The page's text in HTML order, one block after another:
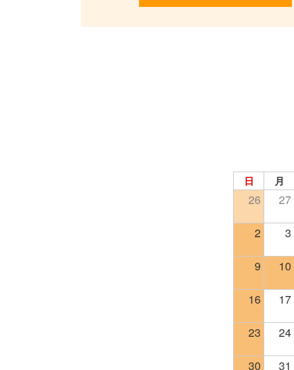
日 月
26 27
2 3
9 10
16 17
23 24
30 31